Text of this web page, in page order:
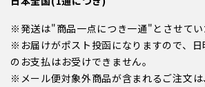
※発送は"商品一点につき一通"とさせてい
※お届けがポスト投函になりますので、
のお支払はお受けできません。
※メール便対象外商品が含まれるご注文は